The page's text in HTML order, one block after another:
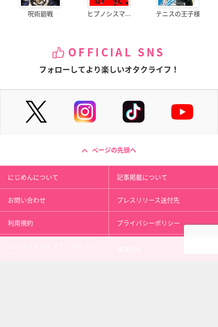
呪術廻戦 ヒプノシスマ... テニスの王子様
OFFICIAL SNS
フォローしてより楽しいオタクライフ！
ページの先頭へ
にじめんについて 記事掲載について
お問い合わせ プレスリリース送付先
利用規約 プライバシーポリシー